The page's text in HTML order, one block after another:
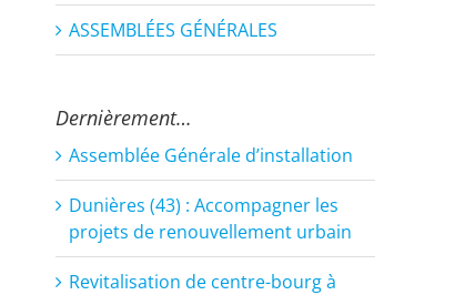
ASSEMBLÉES GÉNÉRALES
Dernièrement…
Assemblée Générale d’installation
Dunières (43) : Accompagner les
projets de renouvellement urbain
Revitalisation de centre-bourg à